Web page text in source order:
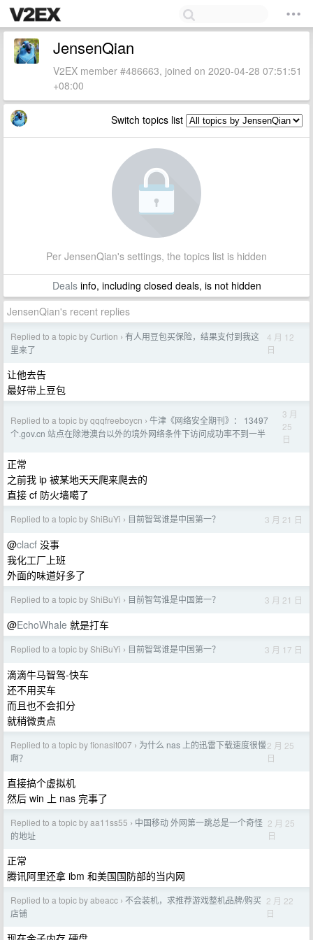
JensenQian
V2EX member #486663, joined on 2020-04-28 07:51:51
+08:00
Switch topics list
Per JensenQian's settings, the topics list is hidden
Dealsinfo, including closed deals, is not hidden
JensenQian's recent replies
Replied to a topic by Curtion › 有人用豆包买保险，结果支付到我这
里来了
4 月 12
日
让他去告
最好带上豆包
Replied to a topic by qqqfreeboycn › 牛津《网络安全期刊》： 13497
个.gov.cn 站点在除港澳台以外的境外网络条件下访问成功率不到一半
3 月
25
日
正常
之前我 ip 被某地天天爬来爬去的
直接 cf 防火墙噶了
Replied to a topic by ShiBuYi › 目前智驾谁是中国第一？ 3 月 21 日
@clacf 没事
我化工厂上班
外面的味道好多了
Replied to a topic by ShiBuYi › 目前智驾谁是中国第一？ 3 月 21 日
@EchoWhale 就是打车
Replied to a topic by ShiBuYi › 目前智驾谁是中国第一？ 3 月 17 日
滴滴牛马智驾-快车
还不用买车
而且也不会扣分
就稍微贵点
Replied to a topic by fionasit007 › 为什么 nas 上的迅雷下载速度很慢
啊？
2 月 25
日
直接搞个虚拟机
然后 win 上 nas 完事了
Replied to a topic by aa11ss55 › 中国移动 外网第一跳总是一个奇怪
的地址
2 月 25
日
正常
腾讯阿里还拿 ibm 和美国国防部的当内网
Replied to a topic by abeacc › 不会装机，求推荐游戏整机品牌/购买
店铺
2 月 22
日